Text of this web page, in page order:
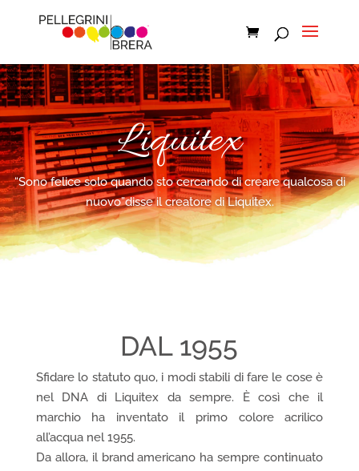
Liquitex
“Sono felice solo quando sto cercando di creare qualcosa di
nuovo”disse il creatore di Liquitex.
DAL 1955
Sfidare lo statuto quo, i modi stabili di fare le cose è
nel DNA di Liquitex da sempre. È così che il
marchio ha inventato il primo colore acrilico
all’acqua nel 1955.
Da allora, il brand americano ha sempre continuato